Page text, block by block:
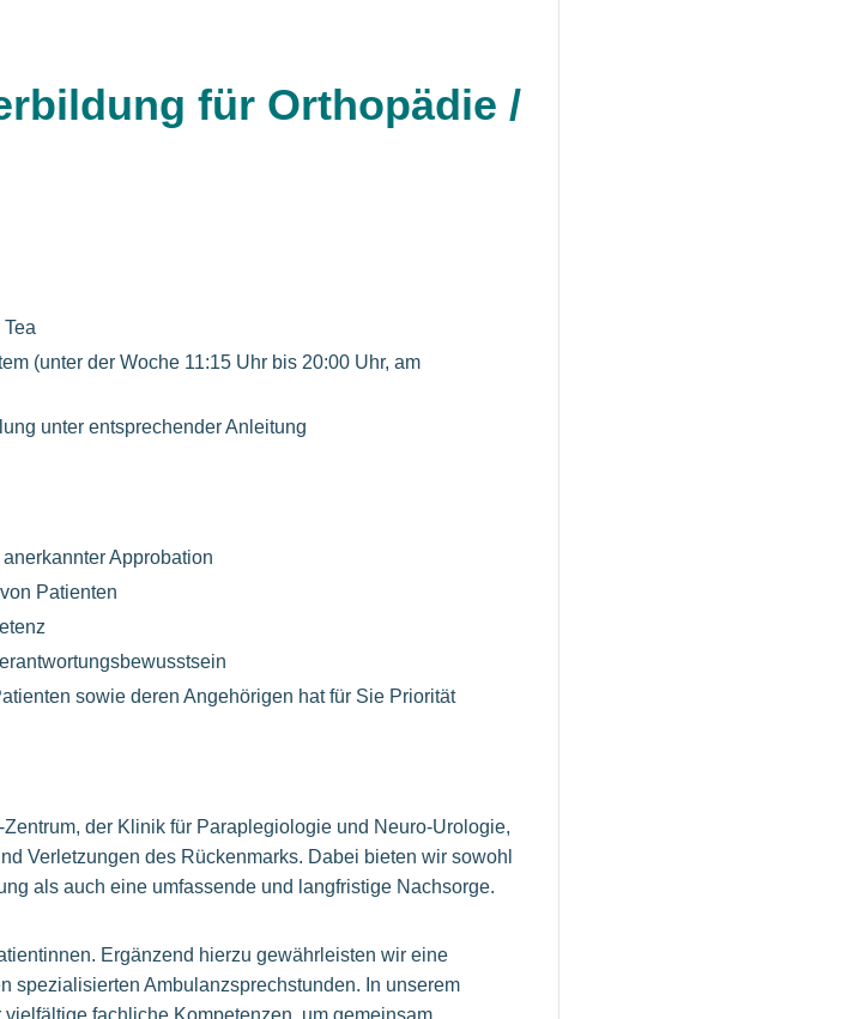
für Orthopädie /
(unter der Woche 11:15 Uhr bis 20:00 Uhr, am
unter entsprechender Anleitung
Approbation
Patienten
sowie deren Angehörigen hat für Sie Priorität
der Klinik für Paraplegiologie und Neuro-Urologie,
Verletzungen des Rückenmarks. Dabei bieten wir sowohl
als auch eine umfassende und langfristige Nachsorge.
Ergänzend hierzu gewährleisten wir eine
spezialisierten Ambulanzsprechstunden. In unserem
fachliche Kompetenzen, um gemeinsam